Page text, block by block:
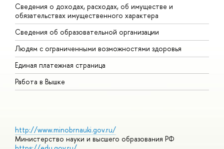
Сведения о доходах, расходах, об имуществе и
обязательствах имущественного характера
Сведения об образовательной организации
Людям с ограниченными возможностями здоровья
Единая платежная страница
Работа в Вышке
http://www.minobrnauki.gov.ru/
Министерство науки и высшего образования РФ